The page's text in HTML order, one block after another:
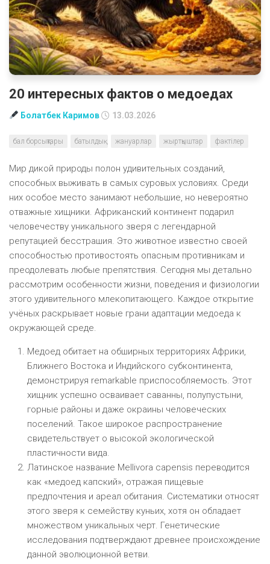
20 интересных фактов о медоедах
Болатбек Каримов 13.03.2026
бал борсықтары батылдық жануарлар жыртқыштар фактілер
Мир дикой природы полон удивительных созданий,
способных выживать в самых суровых условиях. Среди
них особое место занимают небольшие, но невероятно
отважные хищники. Африканский континент подарил
человечеству уникального зверя с легендарной
репутацией бесстрашия. Это животное известно своей
способностью противостоять опасным противникам и
преодолевать любые препятствия. Сегодня мы детально
рассмотрим особенности жизни, поведения и физиологии
этого удивительного млекопитающего. Каждое открытие
учёных раскрывает новые грани адаптации медоеда к
окружающей среде.
Медоед обитает на обширных территориях Африки,
Ближнего Востока и Индийского субконтинента,
демонстрируя remarkable приспособляемость. Этот
хищник успешно осваивает саванны, полупустыни,
горные районы и даже окраины человеческих
поселений. Такое широкое распространение
свидетельствует о высокой экологической
пластичности вида.
Латинское название Mellivora capensis переводится
как «медоед капский», отражая пищевые
предпочтения и ареал обитания. Систематики относят
этого зверя к семейству куньих, хотя он обладает
множеством уникальных черт. Генетические
исследования подтверждают древнее происхождение
данной эволюционной ветви.